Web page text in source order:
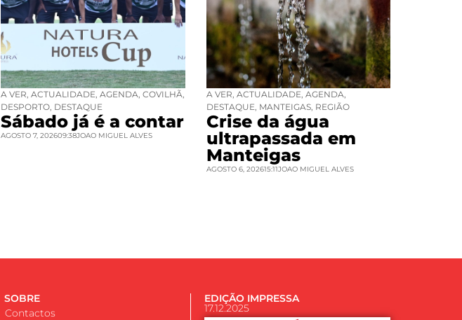
A VER ACTUALIDADE AGENDA COVILHÃ
DESPORTO DESTAQUE
Sábado já é a contar
AGOSTO 7, 202609:38JOAO MIGUEL ALVES
A VER ACTUALIDADE AGENDA
DESTAQUE MANTEIGAS, REGIÃO
Crise da água
ultrapassada em
Manteigas
AGOSTO 6, 202615:11JOAO MIGUEL ALVES
SOBRE
Contactos
EDIÇÃO IMPRESSA
17.12.2025